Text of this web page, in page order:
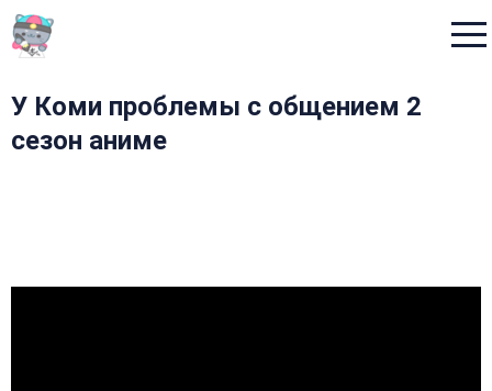
У Коми проблемы с общением 2
сезон аниме